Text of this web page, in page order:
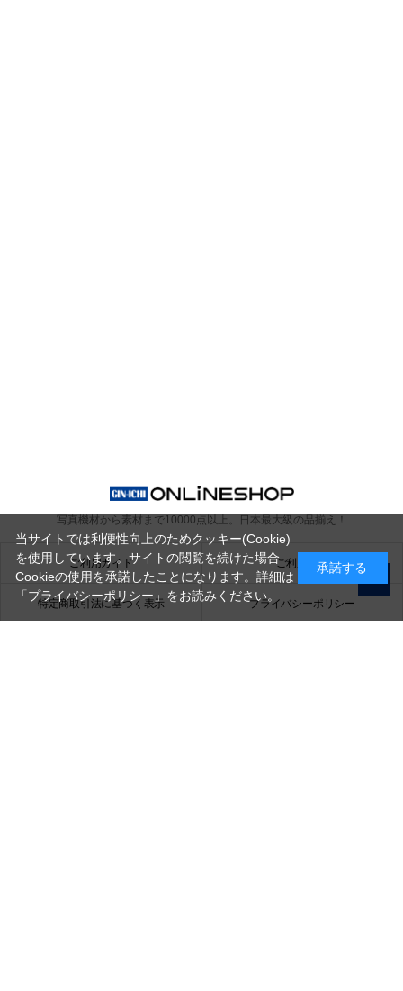
写真機材から素材まで10000点以上。 日本最大級の品揃え！
ご利用ガイド ご利用規約
特定商取引法に基づく表示 プライバシーポリシー
当サイトでは利便性向上のためクッキー(Cookie)
を使用しています。サイトの閲覧を続けた場合
Cookieの使用を承諾したことになります。詳細は
「プライバシーポリシー」 をお読みください。
承諾する